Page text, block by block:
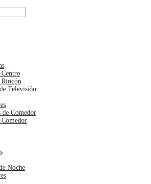
Centro
Rincón
Televisión
Comedor
Comedor
Noche